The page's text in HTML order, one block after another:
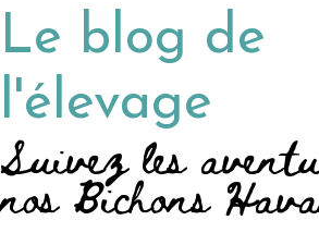
Le blog de
l'élevage
Suivez les
nos Bichons